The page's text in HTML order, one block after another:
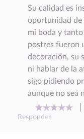
Su calidad es
oportunidad de
mi boda y
postres fueron
decoración, su
ni hablar de la
sigo pidiendo
aunque no sea
Responder